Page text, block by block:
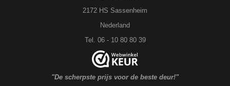
2172 HS Sassenheim
Nederland
Tel. 06 - 10 80 80 39
"De scherpste prijs voor de beste deur!"